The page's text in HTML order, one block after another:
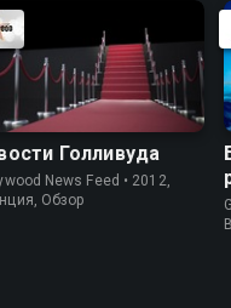
Голливуда
News Feed • 2012,
Обзор